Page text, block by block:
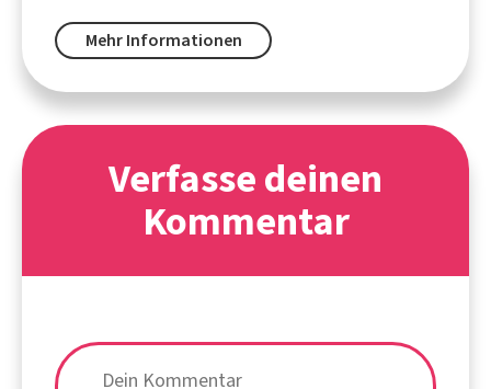
Mehr Informationen
Verfasse deinen
Kommentar